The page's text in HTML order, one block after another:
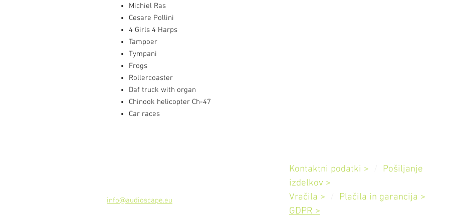
Michiel Ras
Cesare Pollini
4 Girls 4 Harps
Tampoer
Tympani
Frogs
Rollercoaster
Daf truck with organ
Chinook helicopter Ch-47
Car races
info@audioscape.eu
Kontaktni podatki >
Pošiljanje
izdelkov >
Vračila >
Plačila in garancija >
GDPR >